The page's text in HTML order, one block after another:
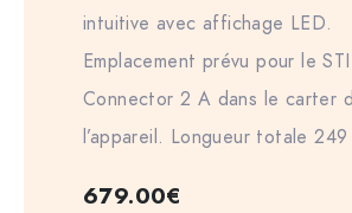
intuitive avec affichage LED.
Emplacement prévu pour le
Connector 2 A dans le carter
l’appareil. Longueur totale 249
679.00€